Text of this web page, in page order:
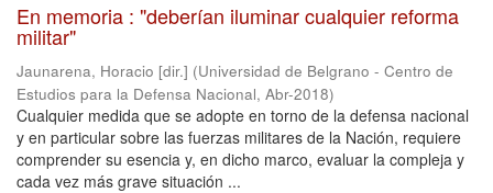
En memoria : "deberían iluminar cualquier reforma
militar"
Jaunarena, Horacio [dir.] (Universidad de Belgrano - Centro de
Estudios para la Defensa Nacional, Abr-2018)
Cualquier medida que se adopte en torno de la defensa nacional
y en particular sobre las fuerzas militares de la Nación, requiere
comprender su esencia y, en dicho marco, evaluar la compleja y
cada vez más grave situación ...